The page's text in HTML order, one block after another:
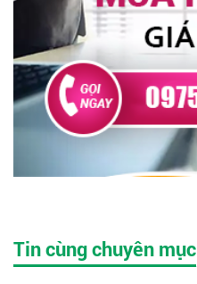
Tin cùng chuyên mục